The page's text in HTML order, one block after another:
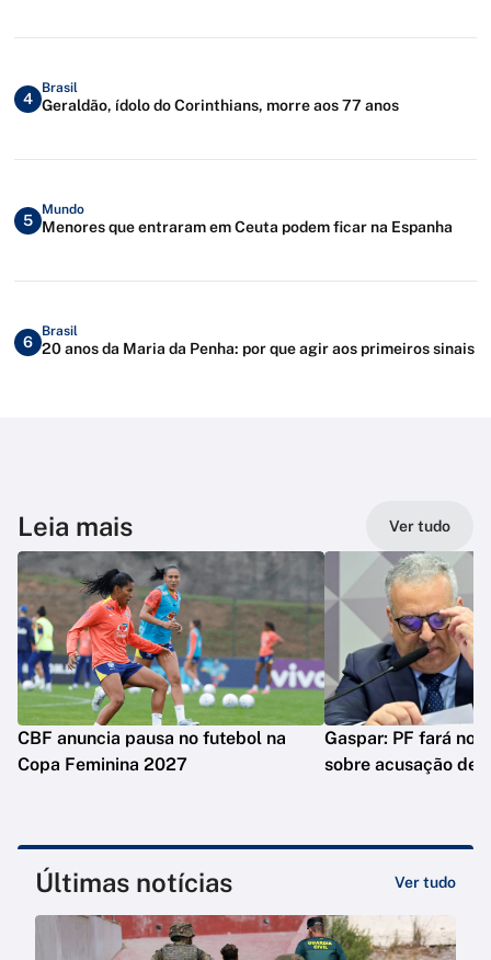
4
Brasil
Geraldão, ídolo do Corinthians, morre aos 77 anos
5
Mundo
Menores que entraram em Ceuta podem ficar na Espanha
6
Brasil
20 anos da Maria da Penha: por que agir aos primeiros sinais
Leia mais Ver tudo
CBF anuncia pausa no futebol na
Copa Feminina 2027
Gaspar: PF fará
sobre acusação de
Últimas notícias Ver tudo